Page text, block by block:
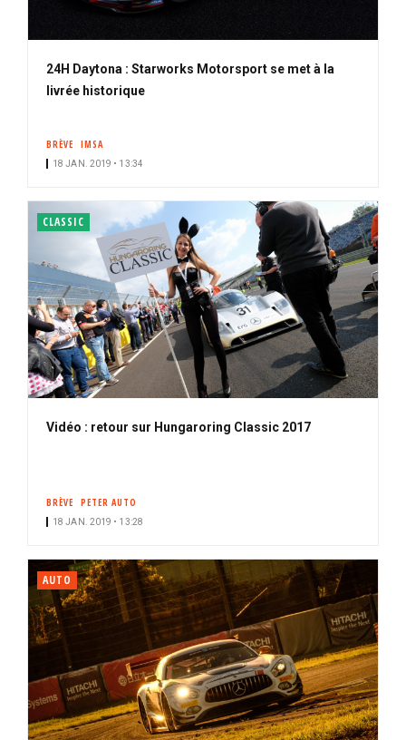
24H Daytona : Starworks Motorsport se met à la
livrée historique
BRÈVE IMSA
18 JAN. 2019 • 13:34
CLASSIC
Vidéo : retour sur Hungaroring Classic 2017
BRÈVE PETER AUTO
18 JAN. 2019 • 13:28
AUTO